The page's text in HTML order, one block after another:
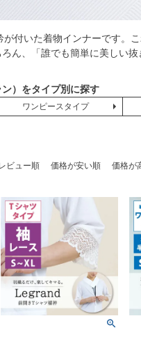
付いた着物インナーです。
ん、「誰でも簡単に美しい
）をタイプ別に探す
ワンピースタイプ
ビュー順 価格が安い順 価格が